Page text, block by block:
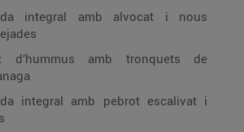
integral amb alvocat i nous
d’hummus amb tronquets de
integral amb pebrot escalivat i